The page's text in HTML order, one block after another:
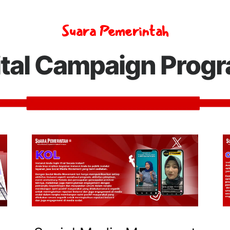
Suara Pemerintah
Campaign